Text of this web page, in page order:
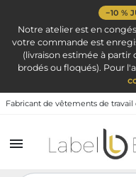
−10 %
Notre atelier est en
votre commande est
(livraison estimée à partir
brodés ou floqués). Pour
Fabricant de vêtements de travail

Vêtement de travail Blouse